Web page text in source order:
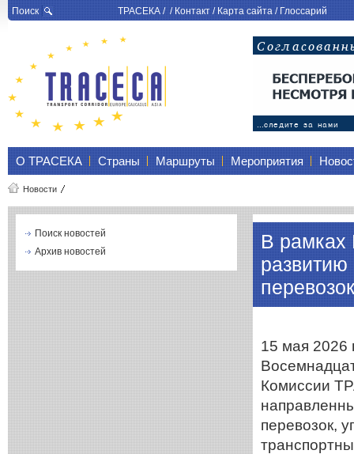
Поиск ТРАСЕКА/ /Контакт/Карта сайта/Глоссарий
О ТРАСЕКА Страны Маршруты Мероприятия
Новости
Поиск новостей
Архив новостей
В
перевозок
15 мая 2026
Комиссии
перевозок,